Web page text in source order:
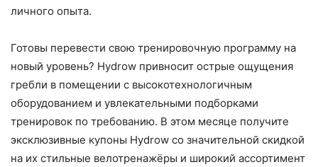
личного опыта.
Готовы перевести свою тренировочную программу на
новый уровень? Hydrow привносит острые ощущения
гребли в помещении с высокотехнологичным
оборудованием и увлекательными подборками
тренировок по требованию. В этом месяце получите
эксклюзивные купоны Hydrow со значительной скидкой
на их стильные велотренажёры и широкий ассортимент